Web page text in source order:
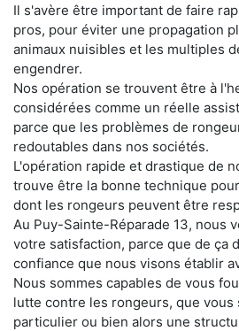
Il s'avère être important de faire
pros, pour éviter une propagation
animaux nuisibles et les multiples
engendrer.
Nos opération se trouvent être à
considérées comme un réelle
parce que les problèmes de
redoutables dans nos sociétés.
L'opération rapide et drastique de
trouve être la bonne technique
dont les rongeurs peuvent être
Au Puy-Sainte-Réparade 13, nous
votre satisfaction, parce que de ça
confiance que nous visons établir
Nous sommes capables de vous
lutte contre les rongeurs, que vous
particulier ou bien alors une